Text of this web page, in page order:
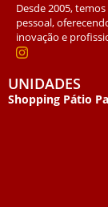
Desde 2005,
pessoal,
inovação e
UNIDADES
Shopping Pátio